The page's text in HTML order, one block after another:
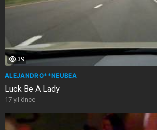
39
ALEJANDRO**NEUBEA
Luck Be A Lady
17 yıl önce